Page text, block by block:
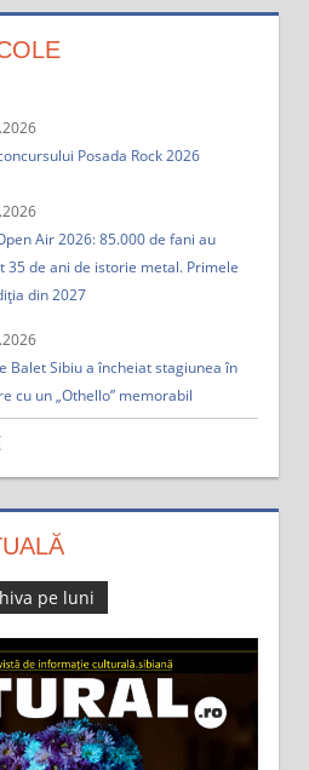
Posada Rock 2026
Air 2026: 85.000 de fani au
35 de ani de istorie metal. Primele
din 2027
Balet Sibiu a încheiat stagiunea în
cu un „Othello” memorabil
pe luni